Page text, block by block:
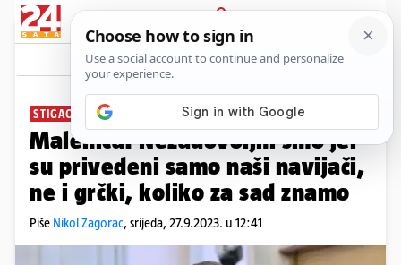
PRIJAVA
News Komentari
STIGAO I EUROPSKI UHIDBENI NALOG:
Malenica: Nezadovoljni smo jer
su privedeni samo naši navijači,
ne i grčki, koliko za sad znamo
Piše Nikol Zagorac, srijeda, 27.9.2023. u 12:41